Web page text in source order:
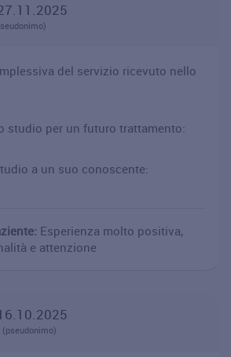
del servizio ricevuto nello
studio per un futuro trattamento:
a un suo conoscente:
Esperienza molto positiva,
e attenzione